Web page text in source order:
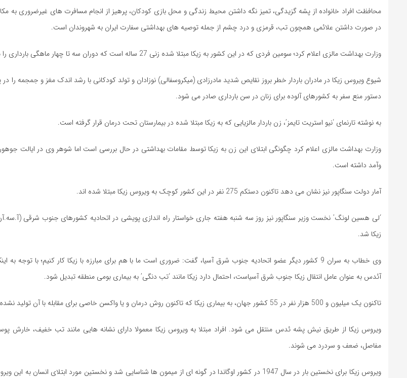
محافظت افراد خانواده از پشه گزیدگی، تمیز نگه داشتن محیط زندگی و محل بازی کودکان، پرهیز از انجام مسافرت های غیرضروری به
در صورت داشتن علائمی همچون تب، قرمزی و درد چشم از جمله توصیه های بهداشتی سفارت ایران به شهروندان است.
وزارت بهداشت مالزی اعلام کرد؛ سومین فردی که در این کشور به زیکا مبتلا شده زنی 27 ساله است که دوران سه تا چهار ماهگی بارداری را می گذراند.
شیوع ویروس زیکا در مادران باردار خطر بروز نقایص شدید مادرزادی (میکروسفالی) نوزادان و تولد کودکانی با رشد اندک مغز و جمجمه را
دستور منع سفر به کشورهای آلوده برای زنان در سن بارداری صادر می شود.
به نوشته تارنمای ‘نیو استریت تایمز’، زن باردار مالزیایی که به زیکا مبتلا شده در بیمارستان تحت درمان قرار گرفته است.
وزارت بهداشت مالزی اعلام کرد چگونگی ابتلای این زن به زیکا توسط مقامات بهداشتی در حال بررسی است اما شوهر وی در ایالت جوهور
وآمد داشته است.
آمار دولت سنگاپور نیز نشان می دهد تاکنون دستکم 275 نفر در این کشور کوچک به ویروس زیکا مبتلا شده اند.
‘لی هسین لونگ’ نخست وزیر سنگاپور نیز روز سه شنبه هفته جاری خواستار راه اندازی پویشی در اتحادیه کشورهای جنوب شرقی
زیکا شد.
وی خطاب به سران 9 کشور دیگر عضو اتحادیه جنوب شرق آسیا، گفت: ضروری است ما با هم برای مبارزه با زیکا کار کنیم؛ با
آئدس به عنوان عامل انتقال زیکا جنوب شرق آسیاست، احتمال دارد زیکا مانند ‘تب دنگی’ به بیماری بومی منطقه تبدیل شود.
تاکنون یک میلیون و 500 هزار نفر در 55 کشور جهان، به بیماری زیکا که تاکنون روش درمان و یا واکسن خاصی برای مقابله با آن تولید نشده، مبتلا شده اند.
ویروس زیکا از طریق نیش پشه ئدس منتقل می شود. افراد مبتلا به ویروس زیکا معمولا دارای نشانه هایی مانند تب خفیف، خارش
مفاصل، ضعف و سردرد می شوند.
ویروس زیکا برای نخستین بار در سال 1947 در کشور اوگاندا در گونه ای از میمون ها شناسایی شد و نخستین مورد ابتلای انسان